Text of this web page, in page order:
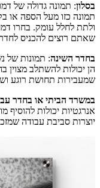
בסלון: תמונה גדולה של
תמונה כזו מעל הספה או
ולתת לחלל עומק. בחרו
שאתם רוצים להכניס לחדר
בחדר השינה: תמונות של
הן יכולות להשתלב מצוין
שמעבירות תחושת רוגע
במשרד הביתי או בחדר
אנרגטיות יכולות להוסיף
יוצרות סביבת עבודה